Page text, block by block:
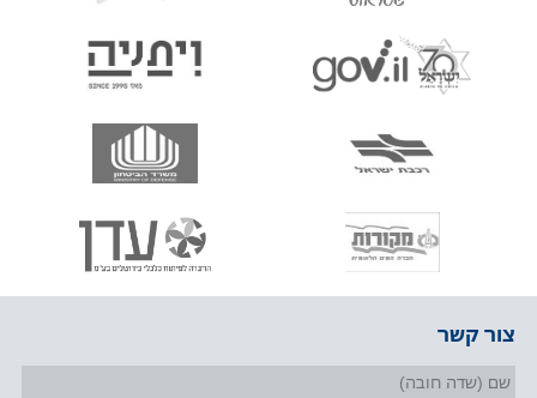
צור קשר